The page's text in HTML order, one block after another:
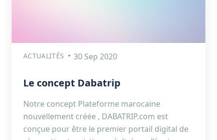
ACTUALITÉS 30 Sep 2020
Le concept Dabatrip
Notre concept Plateforme marocaine
nouvellement créée , DABATRIP.com est
conçue pour être le premier portail digital de